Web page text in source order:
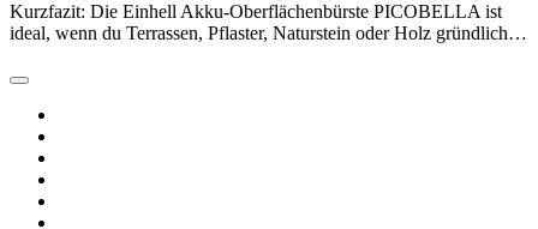
Kurzfazit: Die Einhell Akku-Oberflächenbürste PICOBELLA ist
ideal, wenn du Terrassen, Pflaster, Naturstein oder Holz gründlich…